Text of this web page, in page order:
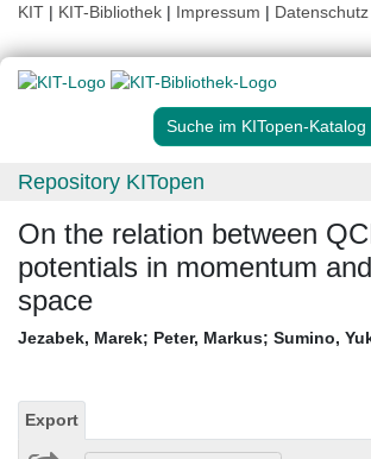
KIT | KIT-Bibliothek | Impressum | Datenschutz
Suche im KITopen-Katalog
Repository KITopen
On the relation between
potentials in momentum
space
Jezabek, Marek; Peter, Markus; Sumino,
Export